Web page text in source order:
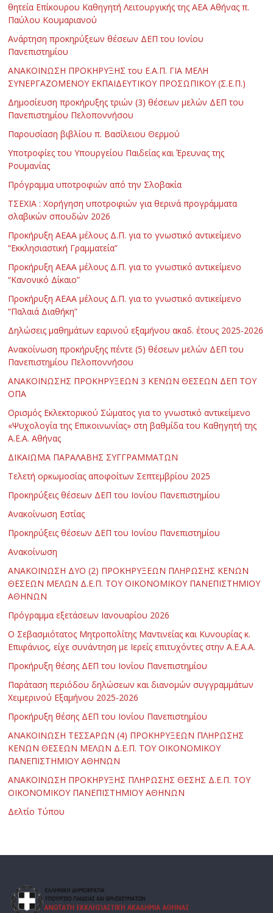
θητεία Επίκουρου Καθηγητή Λειτουργικής της ΑΕΑ Αθήνας π.
Παύλου Κουμαριανού
Ανάρτηση προκηρύξεων θέσεων ΔΕΠ του Ιονίου
Πανεπιστημίου
ΑΝΑΚΟΙΝΩΣΗ ΠΡΟΚΗΡΥΞΗΣ του Ε.Α.Π. ΓΙΑ ΜΕΛΗ
ΣΥΝΕΡΓΑΖΟΜΕΝΟΥ ΕΚΠΑΙΔΕΥΤΙΚΟΥ ΠΡΟΣΩΠΙΚΟΥ (Σ.Ε.Π.)
Δημοσίευση προκήρυξης τριών (3) θέσεων μελών ΔΕΠ του
Πανεπιστημίου Πελοποννήσου
Παρουσίαση βιβλίου π. Βασίλειου Θερμού
Υποτροφίες του Υπουργείου Παιδείας και Έρευνας της
Ρουμανίας
Πρόγραμμα υποτροφιών από την Σλοβακία
ΤΣΕΧΙΑ : Χορήγηση υποτροφιών για θερινά προγράμματα
σλαβικών σπουδών 2026
Προκήρυξη ΑΕΑΑ μέλους Δ.Π. για το γνωστικό αντικείμενο
“Εκκλησιαστική Γραμματεία”
Προκήρυξη ΑΕΑΑ μέλους Δ.Π. για το γνωστικό αντικείμενο
“Κανονικό Δίκαιο”
Προκήρυξη ΑΕΑΑ μέλους Δ.Π. για το γνωστικό αντικείμενο
“Παλαιά Διαθήκη”
Δηλώσεις μαθημάτων εαρινού εξαμήνου ακαδ. έτους 2025-2026
Ανακοίνωση προκήρυξης πέντε (5) θέσεων μελών ΔΕΠ του
Πανεπιστημίου Πελοποννήσου
ΑΝΑΚΟΙΝΩΣΗΣ ΠΡΟΚΗΡΥΞΕΩΝ 3 ΚΕΝΩΝ ΘΕΣΕΩΝ ΔΕΠ ΤΟΥ
ΟΠΑ
Ορισμός Εκλεκτορικού Σώματος για το γνωστικό αντικείμενο
«Ψυχολογία της Επικοινωνίας» στη βαθμίδα του Καθηγητή της
Α.Ε.Α. Αθήνας
ΔΙΚΑΙΩΜΑ ΠΑΡΑΛΑΒΗΣ ΣΥΓΓΡΑΜΜΑΤΩΝ
Τελετή ορκωμοσίας αποφοίτων Σεπτεμβρίου 2025
Προκηρύξεις θέσεων ΔΕΠ του Ιονίου Πανεπιστημίου
Ανακοίνωση Εστίας
Προκηρύξεις θέσεων ΔΕΠ του Ιονίου Πανεπιστημίου
Ανακοίνωση
ΑΝΑΚΟΙΝΩΣΗ ΔΥΟ (2) ΠΡΟΚΗΡΥΞΕΩΝ ΠΛΗΡΩΣΗΣ ΚΕΝΩΝ
ΘΕΣΕΩΝ ΜΕΛΩΝ Δ.Ε.Π. ΤΟΥ ΟΙΚΟΝΟΜΙΚΟΥ ΠΑΝΕΠΙΣΤΗΜΙΟΥ
ΑΘΗΝΩΝ
Πρόγραμμα εξετάσεων Ιανουαρίου 2026
Ο Σεβασμιότατος Μητροπολίτης Μαντινείας και Κυνουρίας κ.
Επιφάνιος, είχε συνάντηση με Ιερείς επιτυχόντες στην Α.Ε.Α.Α.
Προκήρυξη θέσης ΔΕΠ του Ιονίου Πανεπιστημίου
Παράταση περιόδου δηλώσεων και διανομών συγγραμμάτων
Χειμερινού Εξαμήνου 2025-2026
Προκήρυξη θέσης ΔΕΠ του Ιονίου Πανεπιστημίου
ΑΝΑΚΟΙΝΩΣΗ ΤΕΣΣΑΡΩΝ (4) ΠΡΟΚΗΡΥΞΕΩΝ ΠΛΗΡΩΣΗΣ
ΚΕΝΩΝ ΘΕΣΕΩΝ ΜΕΛΩΝ Δ.Ε.Π. ΤΟΥ ΟΙΚΟΝΟΜΙΚΟΥ
ΠΑΝΕΠΙΣΤΗΜΙΟΥ ΑΘΗΝΩΝ
ΑΝΑΚΟΙΝΩΣΗ ΠΡΟΚΗΡΥΞΗΣ ΠΛΗΡΩΣΗΣ ΘΕΣΗΣ Δ.Ε.Π. ΤΟΥ
ΟΙΚΟΝΟΜΙΚΟΥ ΠΑΝΕΠΙΣΤΗΜΙΟΥ ΑΘΗΝΩΝ
Δελτίο Τύπου